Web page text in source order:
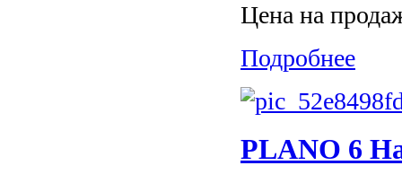
Цена на
Подробнее
PLANO 6